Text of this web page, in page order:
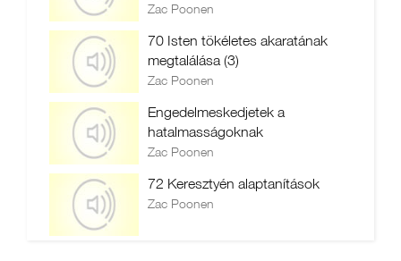
Zac Poonen
70 Isten tökéletes akaratának
megtalálása (3)
Zac Poonen
Engedelmeskedjetek a
hatalmasságoknak
Zac Poonen
72 Keresztyén alaptanítások
Zac Poonen